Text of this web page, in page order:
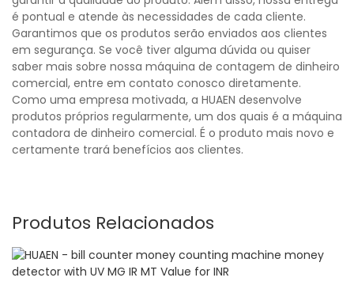
é pontual e atende às necessidades de cada cliente.
Garantimos que os produtos serão enviados aos clientes
em segurança. Se você tiver alguma dúvida ou quiser
saber mais sobre nossa máquina de contagem de dinheiro
comercial, entre em contato conosco diretamente.
Como uma empresa motivada, a HUAEN desenvolve
produtos próprios regularmente, um dos quais é a máquina
contadora de dinheiro comercial. É o produto mais novo e
certamente trará benefícios aos clientes.
Produtos Relacionados